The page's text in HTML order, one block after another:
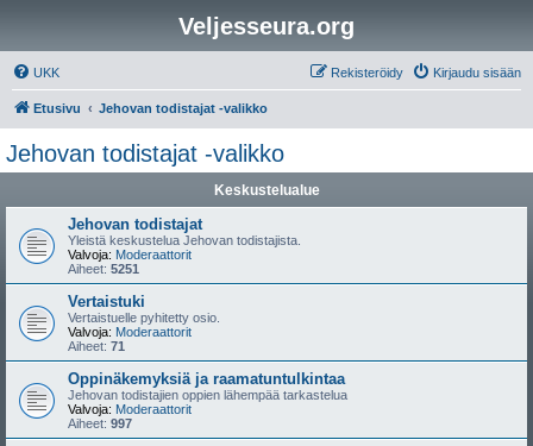
Veljesseura.org
UKK Kirjaudu sisään
Rekisteröidy
Etusivu Jehovan todistajat -valikko
Jehovan todistajat -valikko
Keskustelualue
Jehovan todistajat
Yleistä keskustelua Jehovan todistajista.
Valvoja: Moderaattorit
Aiheet: 5251
Vertaistuki
Vertaistuelle pyhitetty osio.
Valvoja: Moderaattorit
Aiheet: 71
Oppinäkemyksiä ja raamatuntulkintaa
Jehovan todistajien oppien lähempää tarkastelua
Valvoja: Moderaattorit
Aiheet: 997